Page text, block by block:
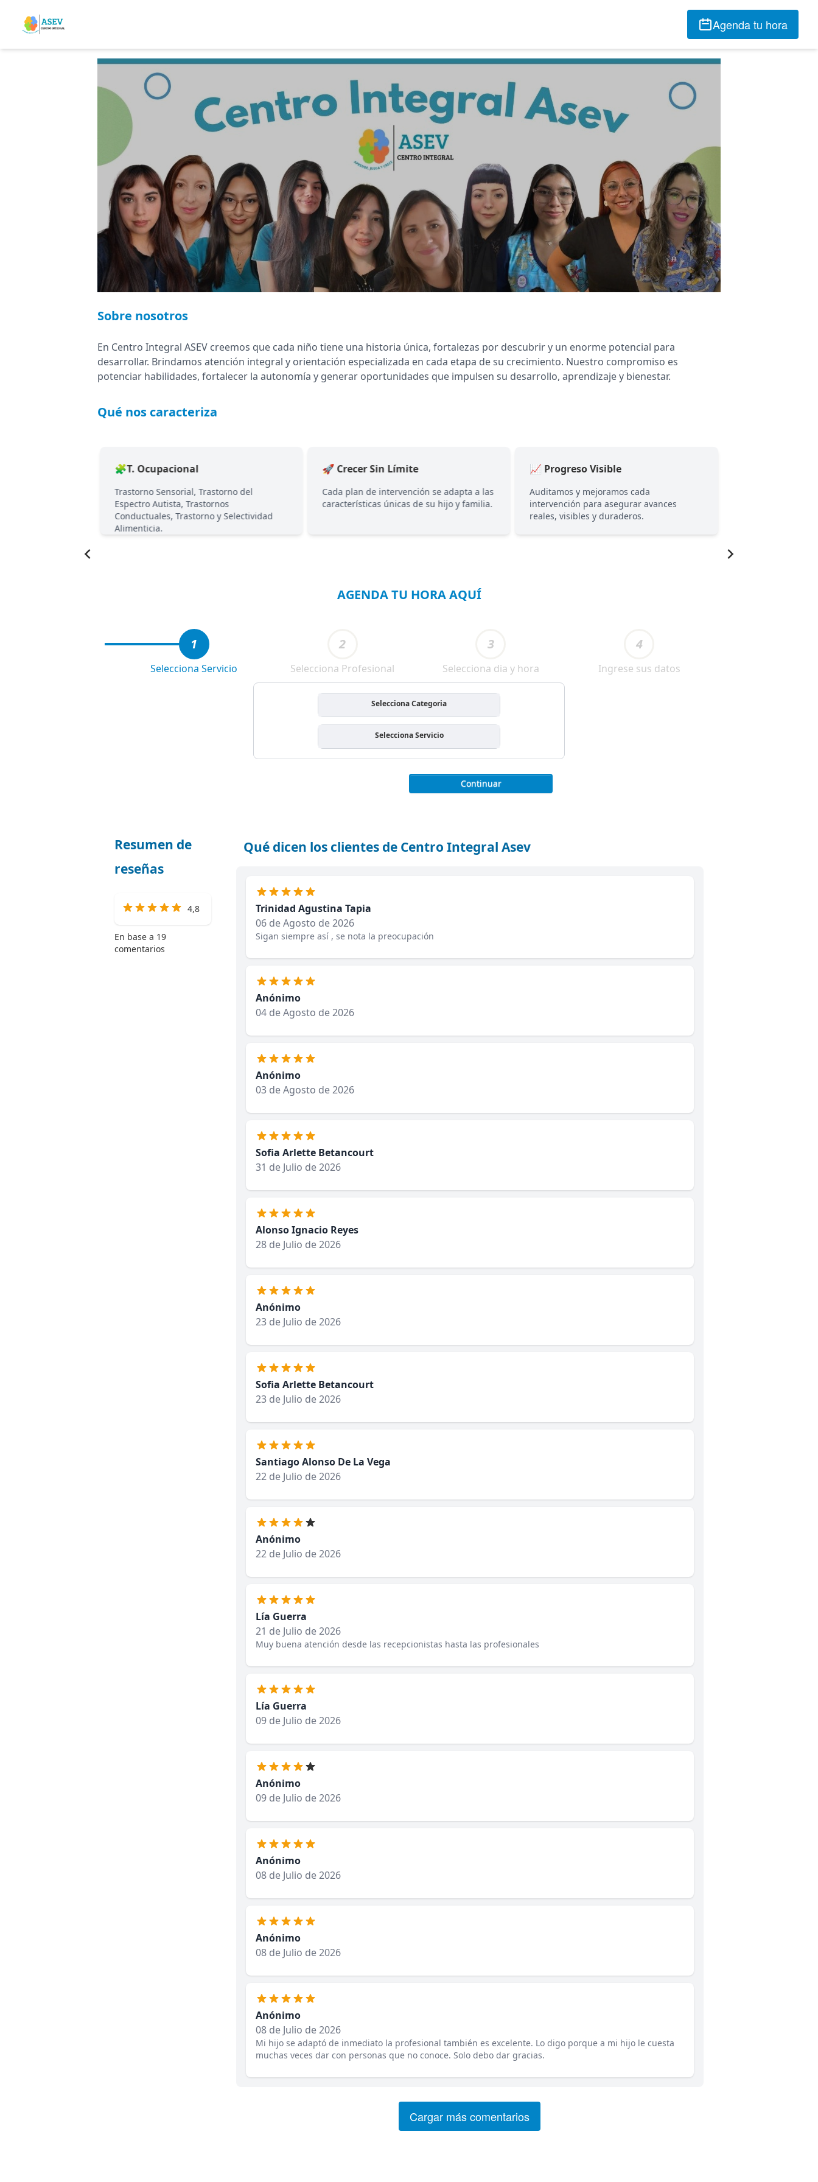
Agenda tu hora
Sobre nosotros
En Centro Integral ASEV creemos que cada niño tiene una historia única, fortalezas por descubrir y un enorme potencial para
desarrollar. Brindamos atención integral y orientación especializada en cada etapa de su crecimiento. Nuestro compromiso es
potenciar habilidades, fortalecer la autonomía y generar oportunidades que impulsen su desarrollo, aprendizaje y bienestar.
Qué nos caracteriza
🧩T. Ocupacional
Trastorno Sensorial, Trastorno del
Espectro Autista, Trastornos
Conductuales, Trastorno y Selectividad
Alimenticia.
🚀 Crecer Sin Límite
Cada plan de intervención se adapta a las
características únicas de su hijo y familia.
📈 Progreso Visible
Auditamos y mejoramos cada
intervención para asegurar avances
reales, visibles y duraderos.
AGENDA TU HORA AQUÍ
1
Selecciona Servicio
2
Selecciona Profesional
3
Selecciona dia y hora
4
Ingrese sus datos
Selecciona Categoria
Selecciona Servicio
Continuar
Resumen de
reseñas
4,8
En base a 19
comentarios
Qué dicen los clientes de Centro Integral Asev
Trinidad Agustina Tapia
06 de Agosto de 2026
Sigan siempre así , se nota la preocupación
Anónimo
04 de Agosto de 2026
Anónimo
03 de Agosto de 2026
Sofia Arlette Betancourt
31 de Julio de 2026
Alonso Ignacio Reyes
28 de Julio de 2026
Anónimo
23 de Julio de 2026
Sofia Arlette Betancourt
23 de Julio de 2026
Santiago Alonso De La Vega
22 de Julio de 2026
Anónimo
22 de Julio de 2026
Lía Guerra
21 de Julio de 2026
Muy buena atención desde las recepcionistas hasta las profesionales
Lía Guerra
09 de Julio de 2026
Anónimo
09 de Julio de 2026
Anónimo
08 de Julio de 2026
Anónimo
08 de Julio de 2026
Anónimo
08 de Julio de 2026
Mi hijo se adaptó de inmediato la profesional también es excelente. Lo digo porque a mi hijo le cuesta
muchas veces dar con personas que no conoce. Solo debo dar gracias.
Cargar más comentarios